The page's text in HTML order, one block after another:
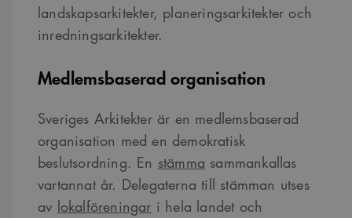
landskapsarkitekter, planeringsarkitekter och
inredningsarkitekter.
Medlemsbaserad organisation
Sveriges Arkitekter är en medlemsbaserad
organisation med en demokratisk
beslutsordning. En stämma sammankallas
vartannat år. Delegaterna till stämman utses
av lokalföreningar i hela landet och